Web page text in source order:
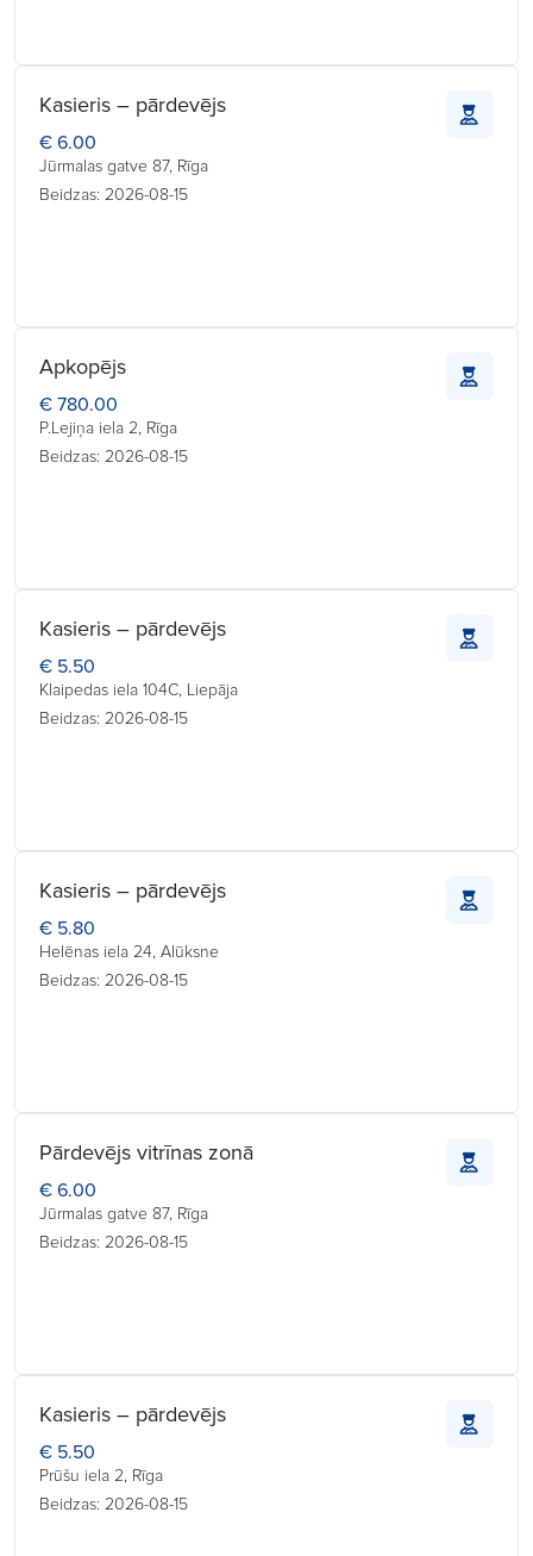
Kasieris – pārdevējs
€ 6.00
Jūrmalas gatve 87, Rīga
Beidzas: 2026-08-15
Apkopējs
€ 780.00
P.Lejiņa iela 2, Rīga
Beidzas: 2026-08-15
Kasieris – pārdevējs
€ 5.50
Klaipedas iela 104C, Liepāja
Beidzas: 2026-08-15
Kasieris – pārdevējs
€ 5.80
Helēnas iela 24, Alūksne
Beidzas: 2026-08-15
Pārdevējs vitrīnas zonā
€ 6.00
Jūrmalas gatve 87, Rīga
Beidzas: 2026-08-15
Kasieris – pārdevējs
€ 5.50
Prūšu iela 2, Rīga
Beidzas: 2026-08-15